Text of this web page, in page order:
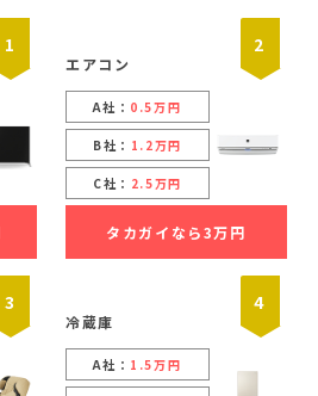
1 2
エアコン
A社： 0.5万円
B社： 1.2万円
C社： 2.5万円
タカガイなら3万円
3 4
冷蔵庫
A社： 1.5万円